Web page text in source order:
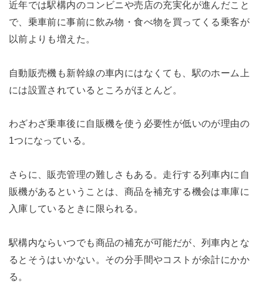
近年では駅構内のコンビニや売店の充実化が進んだこと
で、乗車前に事前に飲み物・食べ物を買ってくる乗客が
以前よりも増えた。
自動販売機も新幹線の車内にはなくても、駅のホーム上
には設置されているところがほとんど。
わざわざ乗車後に自販機を使う必要性が低いのが理由の
1つになっている。
さらに、販売管理の難しさもある。走行する列車内に自
販機があるということは、商品を補充する機会は車庫に
入庫しているときに限られる。
駅構内ならいつでも商品の補充が可能だが、列車内とな
るとそうはいかない。その分手間やコストが余計にかか
る。